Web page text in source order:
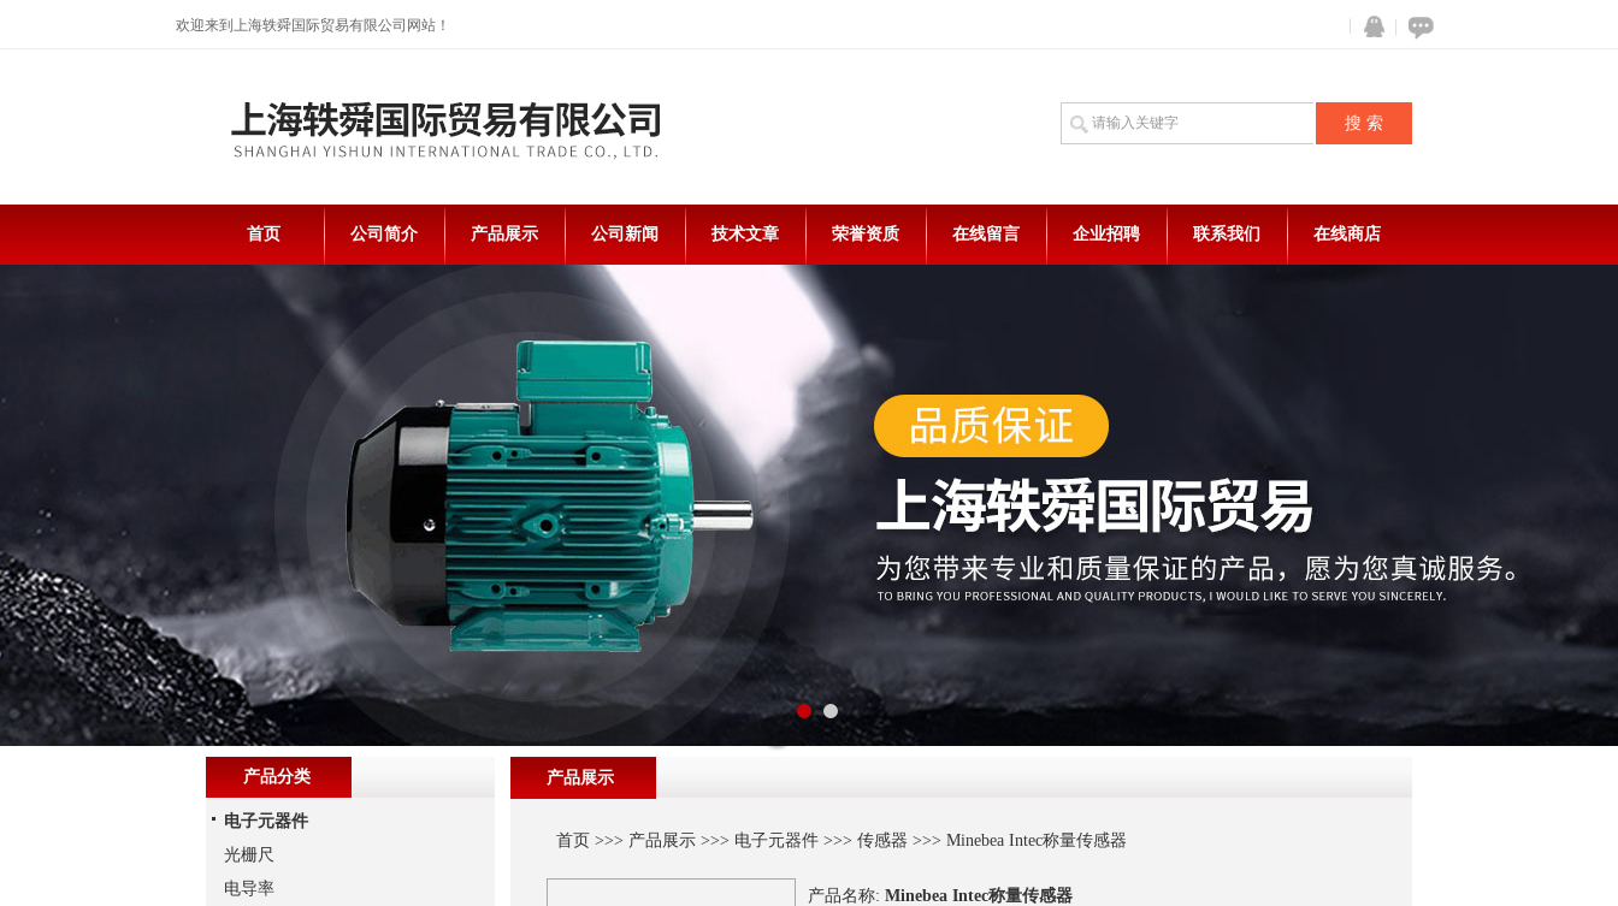
欢迎来到上海轶舜国际贸易有限公司网站！
首页 公司简介 产品展示 公司新闻 技术文章 荣誉资质 在线留言 企业招聘 联系我们 在线商店
产品展示
首页 >>> 产品展示>>> 电子元器件>>> 传感器 >>> Minebea Intec称量传感器
产品名称: Minebea Intec称量传感器
产品分类
电子元器件
光栅尺
电导率